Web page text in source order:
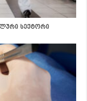
სექტორი